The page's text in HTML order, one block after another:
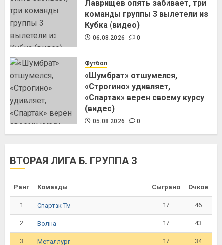
Лаврищев опять забивает, три
команды группы 3 вылетели из
Кубка (видео)
06.08.2026 0
Футбол
«Шумбрат» отшумелся,
«Строгино» удивляет,
«Спартак» верен своему курсу
(видео)
05.08.2026 0
ВТОРАЯ ЛИГА Б. ГРУППА 3
Ранг Команды Сыграно Очков
1 Спартак Тм 17 46
2 Волна 17 43
3 Металлург 17 34